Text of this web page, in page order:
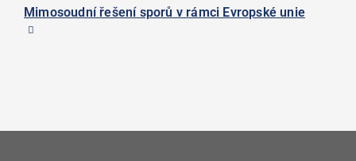
Mimosoudní řešení sporů v rámci Evropské unie